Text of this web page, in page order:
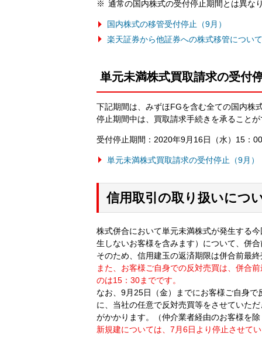
通常の国内株式の受付停止期間とは異な
国内株式の移管受付停止（9月）
楽天証券から他証券への株式移管について
単元未満株式買取請求の受付
下記期間は、みずほFGを含む全ての国内株
停止期間中は、買取請求手続きを承ること
受付停止期間：2020年9月16日（水）15：
単元未満株式買取請求の受付停止（9月）
信用取引の取り扱いにつ
株式併合において単元未満株式が発生する
生しないお客様を含みます）について、併
そのため、信用建玉の返済期限は併合前最
また、お客様ご自身での反対売買は、併合
のは15：30までです。
なお、9月25日（金）までにお客様ご自身
に、当社の任意で反対売買等をさせていた
がかかります。（仲介業者経由のお客様を除
新規建については、7月6日より停止させて